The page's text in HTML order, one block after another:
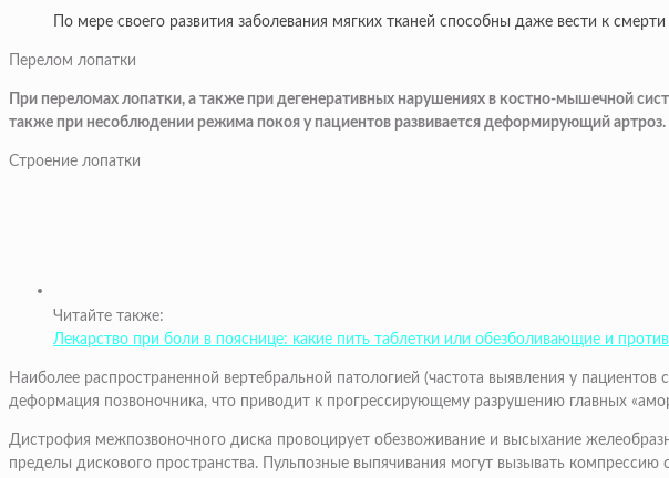
По мере своего развития заболевания мягких тканей способны даже вести к смерти
Перелом лопатки
При переломах лопатки, а также при дегенеративных нарушениях в костно-мышечной
также при несоблюдении режима покоя у пациентов развивается деформирующий артроз.
Строение лопатки
Читайте также:
Лекарство при боли в пояснице: какие пить таблетки или обезболивающие и
Наиболее распространенной вертебральной патологией (частота выявления у
деформация позвоночника, что приводит к прогрессирующему разрушению главных
Дистрофия межпозвоночного диска провоцирует обезвоживание и высыхание
пределы дискового пространства. Пульпозные выпячивания могут вызывать